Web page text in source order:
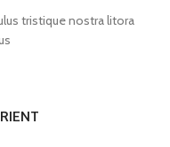
tristique nostra litora